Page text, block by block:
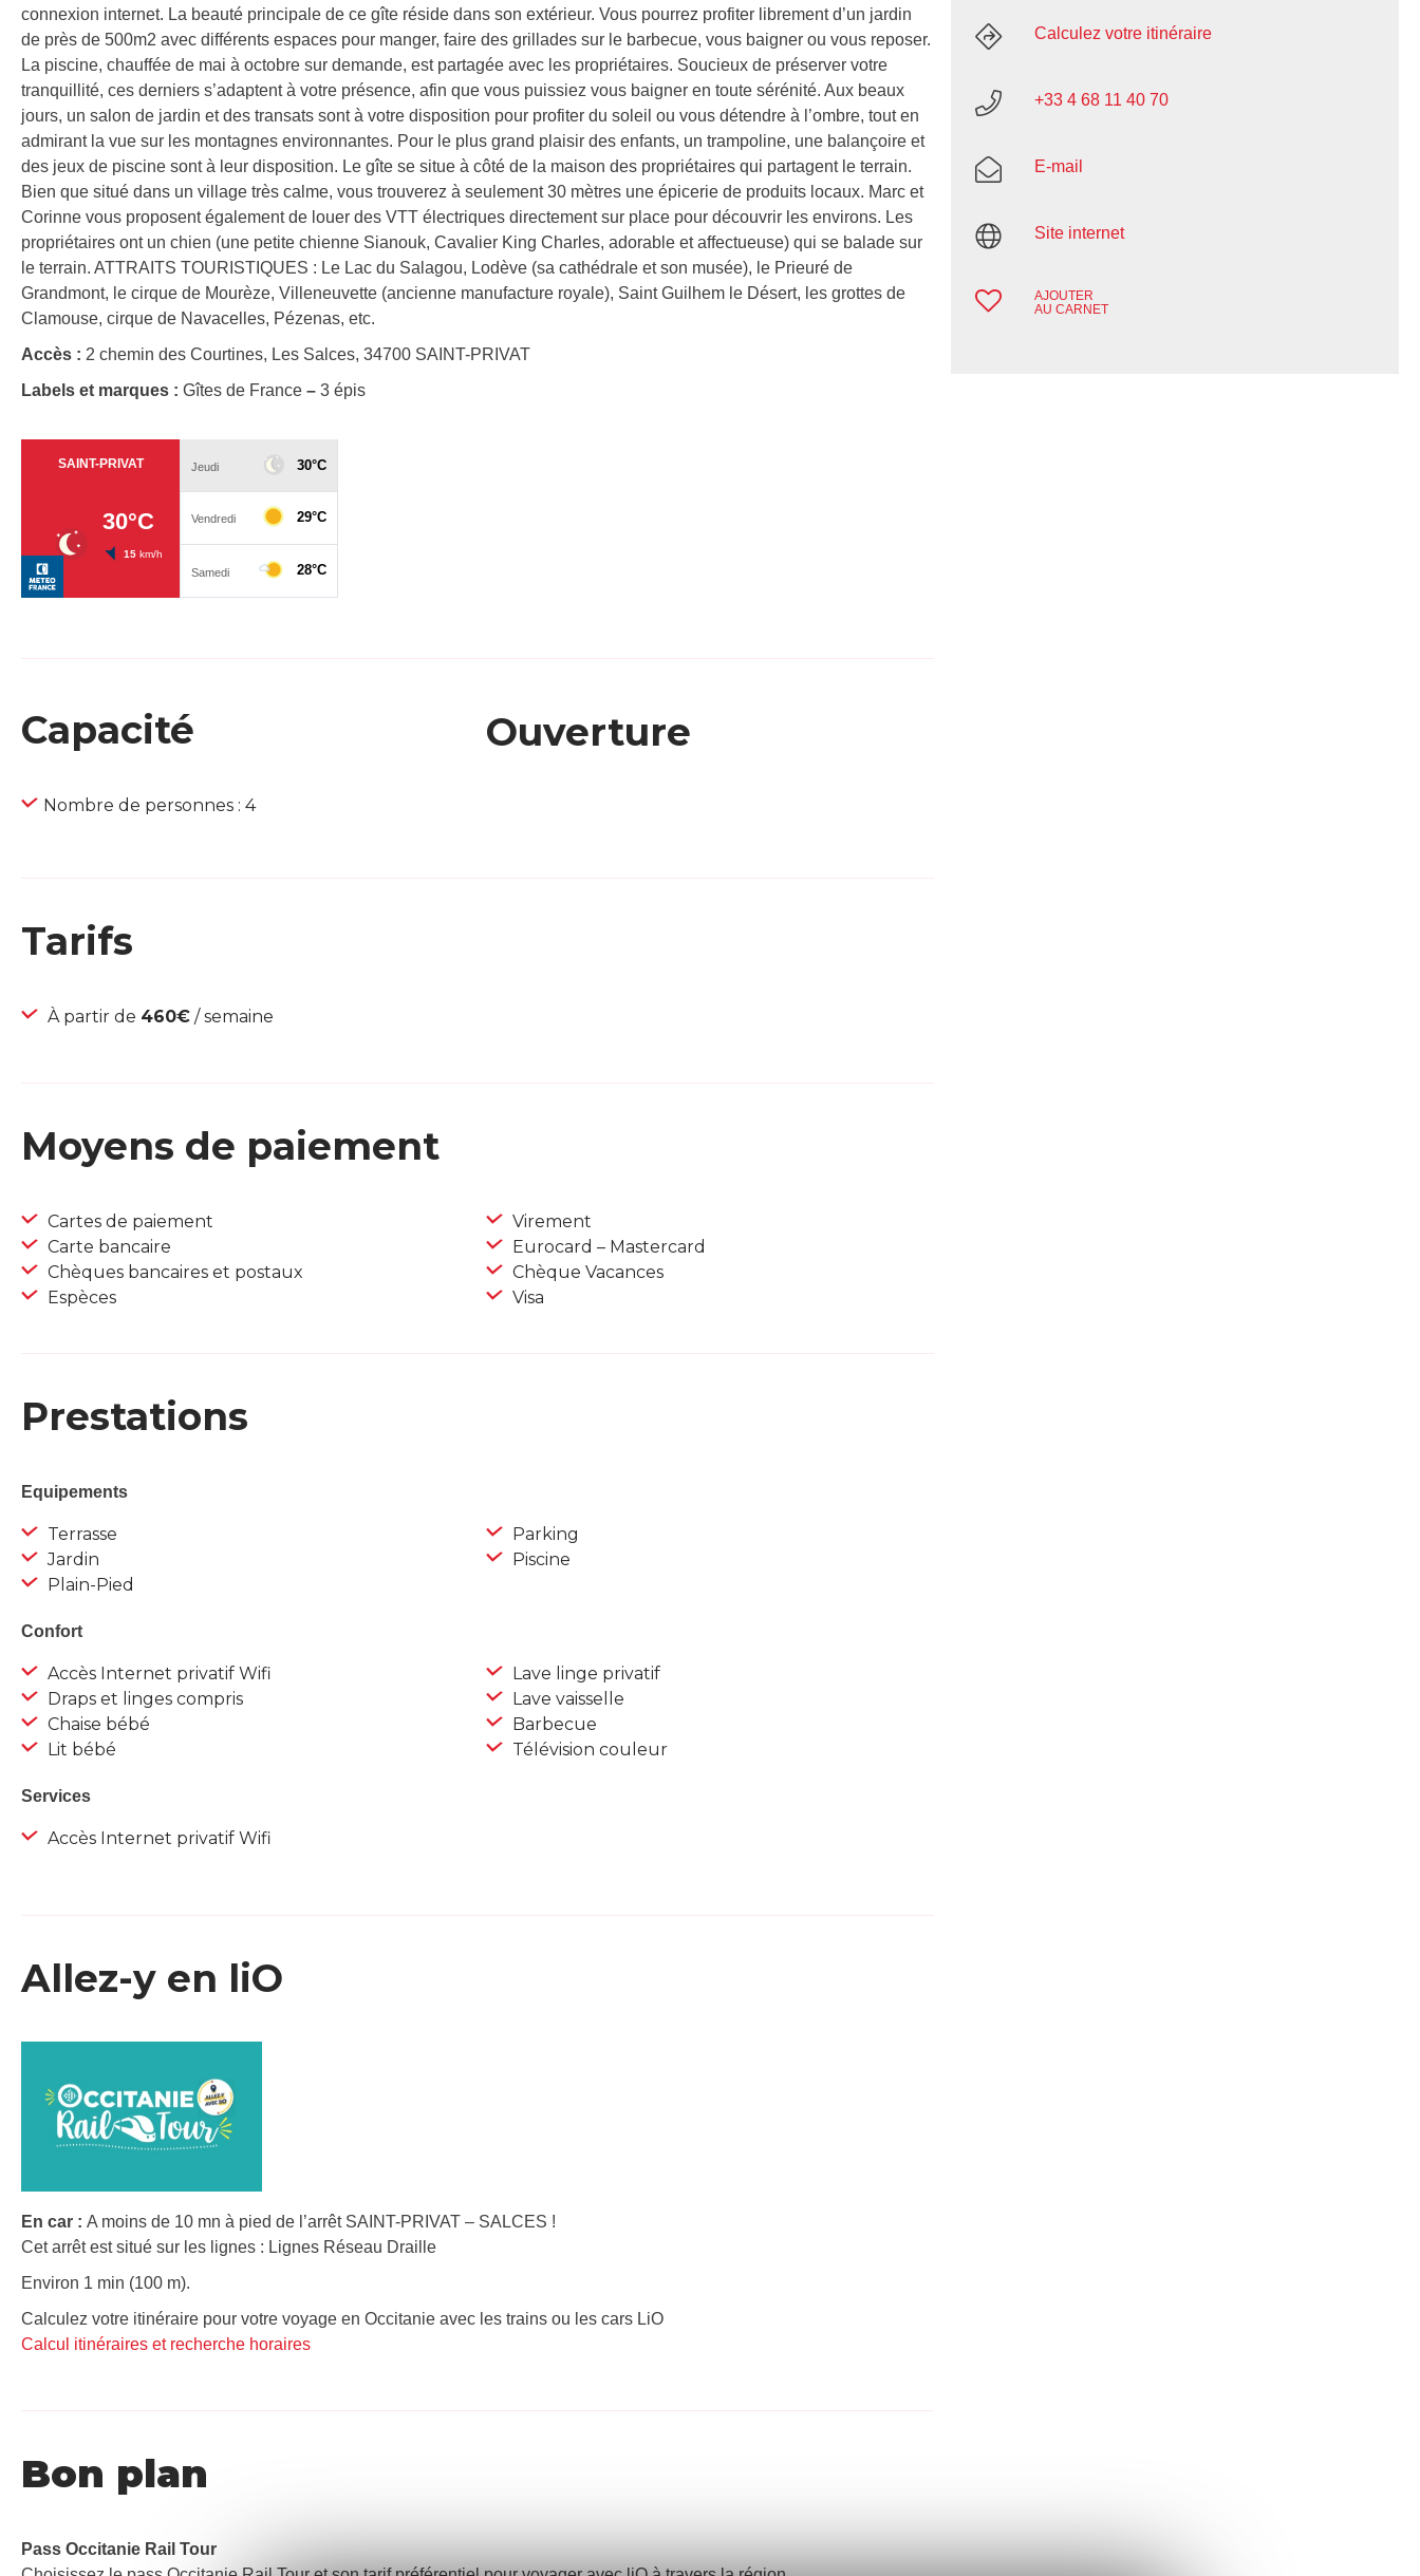
connexion internet. La beauté principale de ce gîte réside dans son extérieur. Vous pourrez profiter librement d’un jardin
de près de 500m2 avec différents espaces pour manger, faire des grillades sur le barbecue, vous baigner ou vous reposer.
La piscine, chauffée de mai à octobre sur demande, est partagée avec les propriétaires. Soucieux de préserver votre
tranquillité, ces derniers s’adaptent à votre présence, afin que vous puissiez vous baigner en toute sérénité. Aux beaux
jours, un salon de jardin et des transats sont à votre disposition pour profiter du soleil ou vous détendre à l’ombre, tout en
admirant la vue sur les montagnes environnantes. Pour le plus grand plaisir des enfants, un trampoline, une balançoire et
des jeux de piscine sont à leur disposition. Le gîte se situe à côté de la maison des propriétaires qui partagent le terrain.
Bien que situé dans un village très calme, vous trouverez à seulement 30 mètres une épicerie de produits locaux. Marc et
Corinne vous proposent également de louer des VTT électriques directement sur place pour découvrir les environs. Les
propriétaires ont un chien (une petite chienne Sianouk, Cavalier King Charles, adorable et affectueuse) qui se balade sur
le terrain. ATTRAITS TOURISTIQUES : Le Lac du Salagou, Lodève (sa cathédrale et son musée), le Prieuré de
Grandmont, le cirque de Mourèze, Villeneuvette (ancienne manufacture royale), Saint Guilhem le Désert, les grottes de
Clamouse, cirque de Navacelles, Pézenas, etc.
Accès : 2 chemin des Courtines, Les Salces, 34700 SAINT-PRIVAT
Labels et marques : Gîtes de France – 3 épis
Capacité
Nombre de personnes : 4
Ouverture
Tarifs
À partir de 460€ / semaine
Moyens de paiement
Cartes de paiement
Carte bancaire
Chèques bancaires et postaux
Espèces
Virement
Eurocard – Mastercard
Chèque Vacances
Visa
Prestations
Equipements
Terrasse
Jardin
Plain-Pied
Parking
Piscine
Confort
Accès Internet privatif Wifi
Draps et linges compris
Chaise bébé
Lit bébé
Lave linge privatif
Lave vaisselle
Barbecue
Télévision couleur
Services
Accès Internet privatif Wifi
Allez-y en liO
En car : A moins de 10 mn à pied de l’arrêt SAINT-PRIVAT – SALCES !
Cet arrêt est situé sur les lignes : Lignes Réseau Draille
Environ 1 min (100 m).
Calculez votre itinéraire pour votre voyage en Occitanie avec les trains ou les cars LiO
Calcul itinéraires et recherche horaires
Bon plan
Pass Occitanie Rail Tour​
Calculez votre itinéraire
+33 4 68 11 40 70
E-mail
Site internet
AJOUTER
AU CARNET